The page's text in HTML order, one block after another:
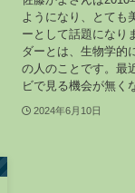
ようになり、とても
ーとして話題になり
ダーとは、生物学的
の人のことです。最
ビで見る機会が無く
2024年6月10日